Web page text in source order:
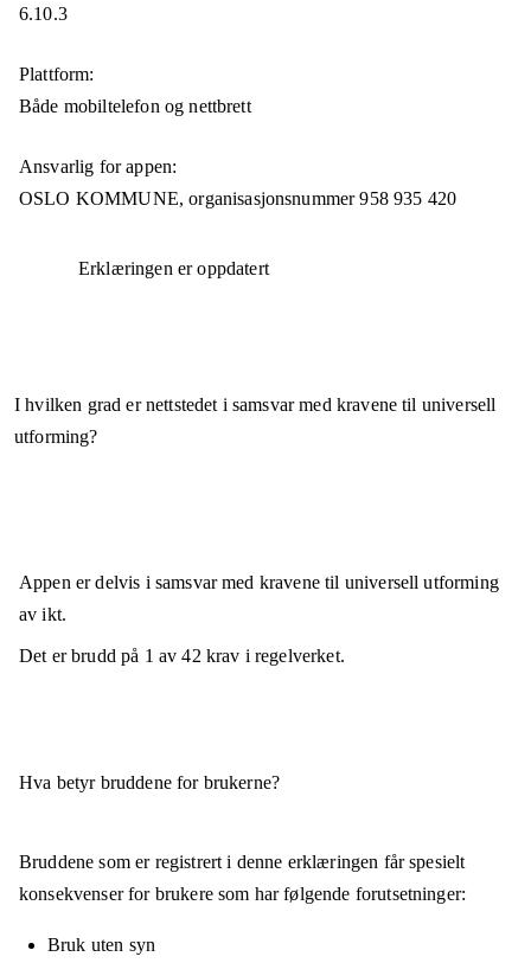
6.10.3
Plattform:
Både mobiltelefon og nettbrett
Ansvarlig for appen:
OSLO KOMMUNE,organisasjonsnummer 958 935 420
Erklæringen er oppdatert
I hvilken grad er nettstedet i samsvar med kravene til universell
utforming?
Appen erdelvis i samsvarmed kravene til universell utforming
av ikt.
Det er brudd på 1 av42krav i regelverket.
Hva betyr bruddene for brukerne?
Bruddene som er registrert i denne erklæringen får spesielt
konsekvenser for brukere som har følgende forutsetninger:
Bruk uten syn